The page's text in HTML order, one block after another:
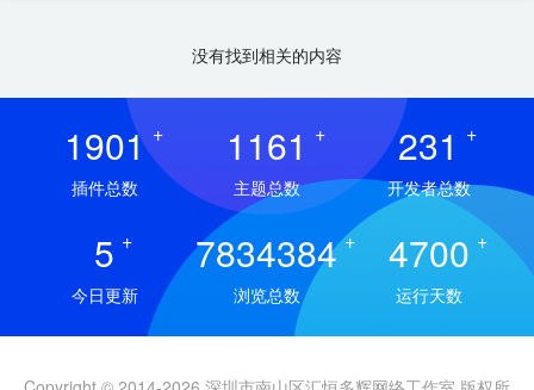
没有找到相关的内容
1901 +
插件总数
1161 +
主题总数
231 +
开发者总数
5 +
今日更新
7834384 +
浏览总数
4700 +
运行天数